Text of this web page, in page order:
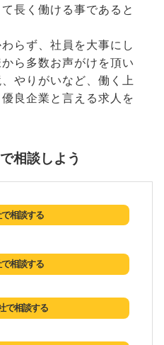
長く働ける事であると
らず、社員を大事にし
ら多数お声がけを頂い
やりがいなど、働く上
良企業と言える求人を
相談しよう
相談する
相談する
で相談する